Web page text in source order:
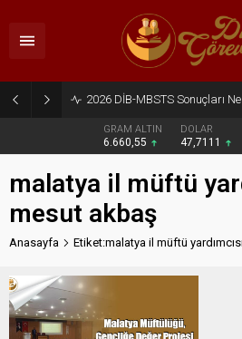
2026 DİB-MBSTS Sonuçları
GRAM ALTIN
6.660,55
DOLAR
47,7111
malatya il müftü
mesut akbaş
Anasayfa Etiket:malatya il müftü